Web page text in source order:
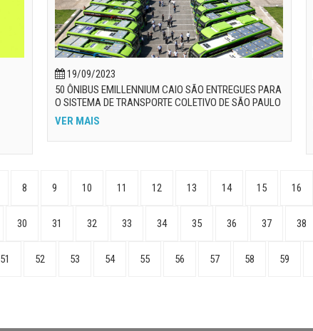
19/09/2023
50 ÔNIBUS EMILLENNIUM CAIO SÃO ENTREGUES PARA
O SISTEMA DE TRANSPORTE COLETIVO DE SÃO PAULO
VER MAIS
8 9 10 11 12 13 14 15 16
30 31 32 33 34 35 36 37 38
51 52 53 54 55 56 57 58 59